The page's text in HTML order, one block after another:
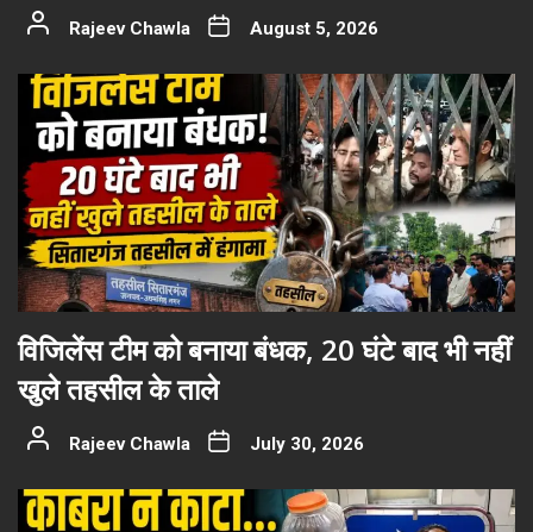
Rajeev Chawla August 5, 2026
विजिलेंस टीम को बनाया बंधक, 20 घंटे बाद भी नहीं
खुले तहसील के ताले
Rajeev Chawla July 30, 2026